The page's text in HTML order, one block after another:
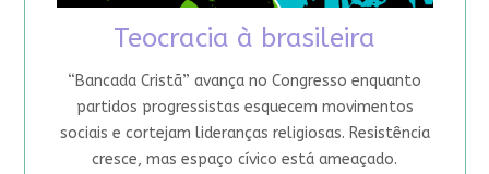
Teocracia à brasileira
“Bancada Cristã” avança no Congresso enquanto
partidos progressistas esquecem movimentos
sociais e cortejam lideranças religiosas. Resistência
cresce, mas espaço cívico está ameaçado.